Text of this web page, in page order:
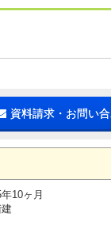
資料請求・お問い
10ヶ月